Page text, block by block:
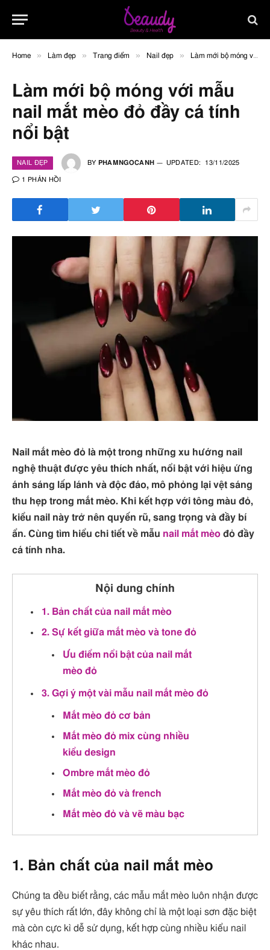
Home » Làm đẹp » Trang điểm » Nail đẹp » Làm mới bộ móng với mẫu nail mắt mèo đỏ đầy cá tính nổi bật
Làm mới bộ móng với mẫu
nail mắt mèo đỏ đầy cá tính
nổi bật
NAIL ĐẸP BY PHAMNGOCANH UPDATED: 13/11/2025
1 PHẢN HỒI
Nail mắt mèo đỏ là một trong những xu hướng nail
nghệ thuật được yêu thích nhất, nổi bật với hiệu ứng
ánh sáng lấp lánh và độc đáo, mô phỏng lại vệt sáng
thu hẹp trong mắt mèo. Khi kết hợp với tông màu đỏ,
kiểu nail này trở nên quyến rũ, sang trọng và đầy bí
ẩn. Cùng tìm hiểu chi tiết về mẫu nail mắt mèo đỏ đầy
cá tính nha.
Nội dung chính
1. Bản chất của nail mắt mèo
2. Sự kết giữa mắt mèo và tone đỏ
Ưu điểm nổi bật của nail mắt
mèo đỏ
3. Gợi ý một vài mẫu nail mắt mèo đỏ
Mắt mèo đỏ cơ bản
Mắt mèo đỏ mix cùng nhiều
kiểu design
Ombre mắt mèo đỏ
Mắt mèo đỏ và french
Mắt mèo đỏ và vẽ màu bạc
1. Bản chất của nail mắt mèo
Chúng ta đều biết rằng, các mẫu mắt mèo luôn nhận được
sự yêu thích rất lớn, đây không chỉ là một loại sơn đặc biệt
mà còn cực kì dễ sử dụng, kết hợp cùng nhiều kiểu nail
khác nhau.